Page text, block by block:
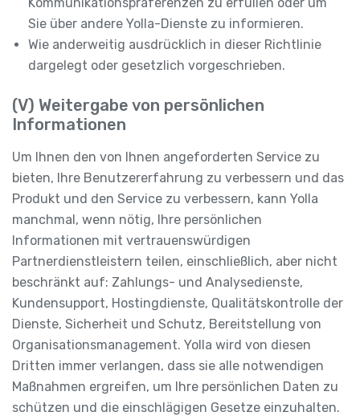
Sie über andere Yolla-Dienste zu informieren.
Wie anderweitig ausdrücklich in dieser Richtlinie
dargelegt oder gesetzlich vorgeschrieben.
(V) Weitergabe von persönlichen
Informationen
Um Ihnen den von Ihnen angeforderten Service zu
bieten, Ihre Benutzererfahrung zu verbessern und das
Produkt und den Service zu verbessern, kann Yolla
manchmal, wenn nötig, Ihre persönlichen
Informationen mit vertrauenswürdigen
Partnerdienstleistern teilen, einschließlich, aber nicht
beschränkt auf: Zahlungs- und Analysedienste,
Kundensupport, Hostingdienste, Qualitätskontrolle der
Dienste, Sicherheit und Schutz, Bereitstellung von
Organisationsmanagement. Yolla wird von diesen
Dritten immer verlangen, dass sie alle notwendigen
Maßnahmen ergreifen, um Ihre persönlichen Daten zu
schützen und die einschlägigen Gesetze einzuhalten.